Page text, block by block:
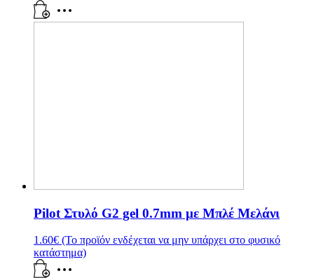
Pilot Στυλό G2 gel 0.7mm με Μπλέ Mελάνι
1.60€ (Το προϊόν ενδέχεται να μην υπάρχει στο φυσικό
κατάστημα)